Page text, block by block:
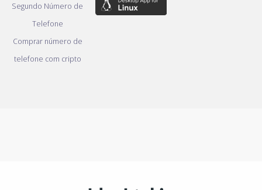
Segundo Número de
Telefone
Comprar número de
telefone com cripto